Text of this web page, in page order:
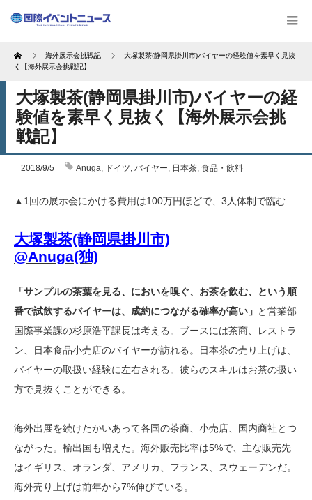
Home 海外展示会挑戦記
大塚製茶(静岡県掛川市)バイヤーの経験値を素早く見抜
く【海外展示会挑戦記】
大塚製茶(静岡県掛川市)バイヤーの経
験値を素早く見抜く【海外展示会挑
戦記】
2018/9/5 Anuga, ドイツ, バイヤー, 日本茶, 食品・飲料
▲1回の展示会にかける費用は100万円ほどで、3人体制で臨む
大塚製茶(静岡県掛川市)
@Anuga(独)
「サンプルの茶葉を見る、においを嗅ぐ、お茶を飲む、という順
番で試飲するバイヤーは、成約につながる確率が高い」 と営業部
国際事業課の杉原浩平課長は考える。ブースには茶商、レストラ
ン、日本食品小売店のバイヤーが訪れる。日本茶の売り上げは、
バイヤーの取扱い経験に左右される。彼らのスキルはお茶の扱い
方で見抜くことができる。
海外出展を続けたかいあって各国の茶商、小売店、国内商社とつ
ながった。輸出国も増えた。海外販売比率は5%で、主な販売先
はイギリス、オランダ、アメリカ、フランス、スウェーデンだ。
海外売り上げは前年から7%伸びている。